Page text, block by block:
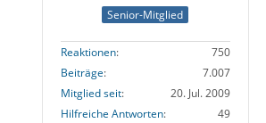
Senior-Mitglied
Reaktionen
750
Beiträge
7.007
Mitglied seit
20. Jul. 2009
Hilfreiche Antworten
49